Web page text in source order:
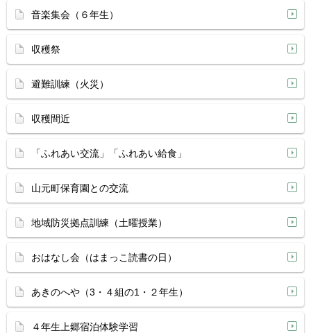
音楽集会（６年生）
収穫祭
避難訓練（火災）
収穫間近
「ふれあい交流」「ふれあい給食」
山元町保育園との交流
地域防災拠点訓練（土曜授業）
おはなし会（はまっこ読書の日）
あきのへや（3・４組の1・２年生）
４年生上郷宿泊体験学習